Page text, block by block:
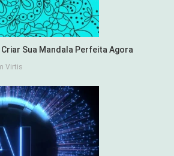
Sua Mandala Perfeita Agora
Virtis